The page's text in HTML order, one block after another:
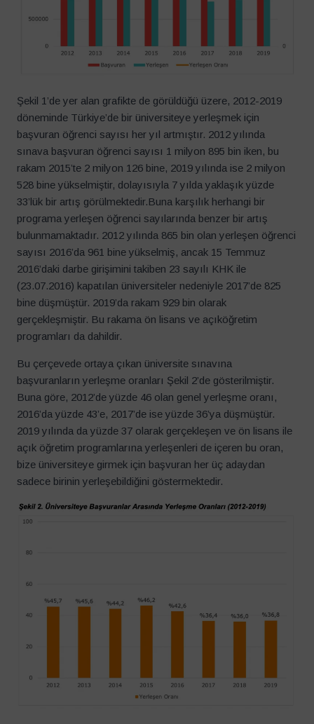
Şekil 1’de yer alan grafikte de görüldüğü üzere, 2012-2019
döneminde Türkiye’de bir üniversiteye yerleşmek için
başvuran öğrenci sayısı her yıl artmıştır. 2012 yılında
sınava başvuran öğrenci sayısı 1 milyon 895 bin iken, bu
rakam 2015’te 2 milyon 126 bine, 2019 yılında ise 2 milyon
528 bine yükselmiştir, dolayısıyla 7 yılda yaklaşık yüzde
33’lük bir artış görülmektedir.Buna karşılık herhangi bir
programa yerleşen öğrenci sayılarında benzer bir artış
bulunmamaktadır. 2012 yılında 865 bin olan yerleşen öğrenci
sayısı 2016’da 961 bine yükselmiş, ancak 15 Temmuz
2016’daki darbe girişimini takiben 23 sayılı KHK ile
(23.07.2016) kapatılan üniversiteler nedeniyle 2017’de 825
bine düşmüştür. 2019’da rakam 929 bin olarak
gerçekleşmiştir. Bu rakama ön lisans ve açıköğretim
programları da dahildir.
Bu çerçevede ortaya çıkan üniversite sınavına
başvuranların yerleşme oranları Şekil 2’de gösterilmiştir.
Buna göre, 2012’de yüzde 46 olan genel yerleşme oranı,
2016’da yüzde 43’e, 2017’de ise yüzde 36’ya düşmüştür.
2019 yılında da yüzde 37 olarak gerçekleşen ve ön lisans ile
açık öğretim programlarına yerleşenleri de içeren bu oran,
bize üniversiteye girmek için başvuran her üç adaydan
sadece birinin yerleşebildiğini göstermektedir.